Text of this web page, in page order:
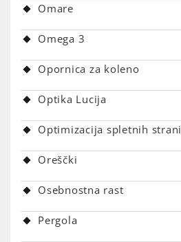
Omare
Omega 3
Opornica za koleno
Optika Lucija
Optimizacija spletnih strani
Oreščki
Osebnostna rast
Pergola